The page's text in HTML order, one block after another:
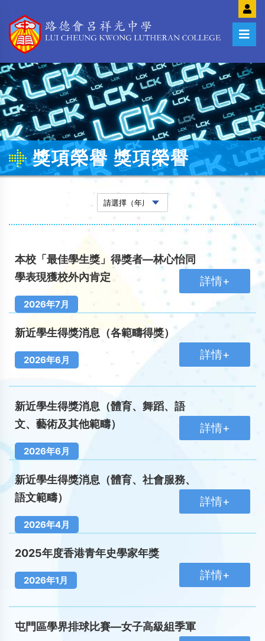
獎項榮譽 獎項榮譽
本校「最佳學生獎」得獎者—林心怡同
學表現獲校外內肯定
2026年7月
詳情+
新近學生得獎消息（各範疇得獎）
2026年6月 詳情+
新近學生得獎消息（體育、舞蹈、語
文、藝術及其他範疇）
2026年6月
詳情+
新近學生得獎消息（體育、社會服務、
語文範疇）
2026年4月
詳情+
2025年度香港青年史學家年獎
2026年1月 詳情+
屯門區學界排球比賽—女子高級組季軍